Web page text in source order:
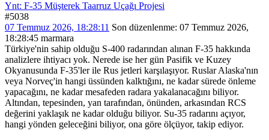
Ynt: F-35 Müşterek Taarruz Uçağı Projesi
#5038
07 Temmuz 2026, 18:28:11 Son düzenlenme: 07 Temmuz 2026,
18:28:45 marmara
Türkiye'nin sahip olduğu S-400 radarından alınan F-35 hakkında
analizlere ihtiyacı yok. Nerede ise her gün Pasifik ve Kuzey
Okyanusunda F-35'ler ile Rus jetleri karşılaşıyor. Ruslar Alaska'nın
veya Norveç'in hangi üssünden kalktığını, ne kadar sürede önleme
yapacağını, ne kadar mesafeden radara yakalanacağını biliyor.
Altından, tepesinden, yan tarafından, önünden, arkasından RCS
değerini yaklaşık ne kadar olduğu biliyor. Su-35 radarını açıyor,
hangi yönden geleceğini biliyor, ona göre ölçüyor, takip ediyor.